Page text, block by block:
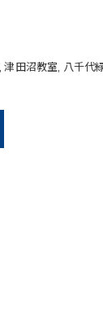
津田沼教室 八千代